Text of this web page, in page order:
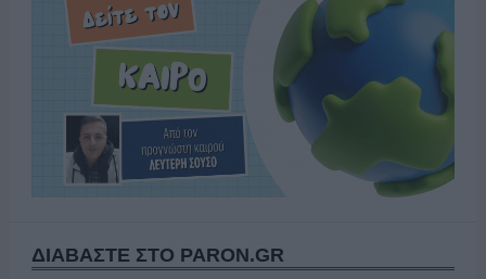
ΔΙΑΒΑΣΤΕ ΣΤΟ PARON.GR